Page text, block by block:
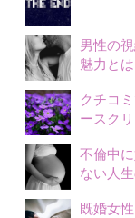
男性の
魅力と
クチコ
ースク
不倫中
ない人
既婚女